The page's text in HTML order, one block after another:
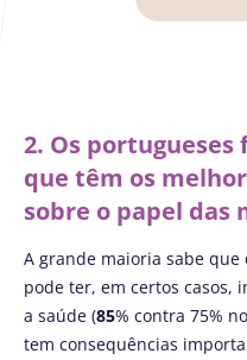
2. Os
que têm os
sobre o papel das
A grande maioria sabe
pode ter, em certos casos,
a saúde (85% contra 75%
tem consequências